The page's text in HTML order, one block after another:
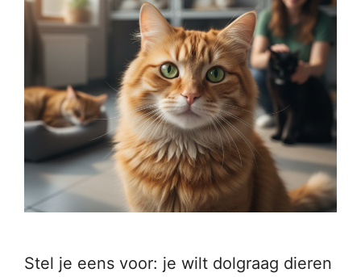
Stel je eens voor: je wilt dolgraag dieren